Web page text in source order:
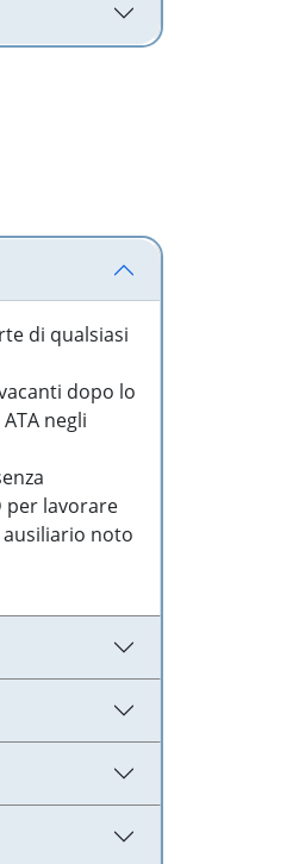
di qualsiasi
dopo lo
negli
per lavorare
noto